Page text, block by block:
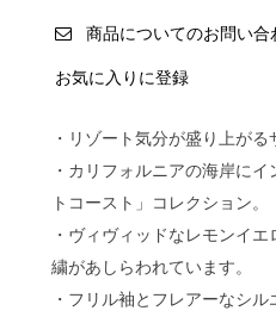
商品についてのお問い合
お気に入りに登録
・リゾート気分が盛り上がる
・カリフォルニアの海岸に
トコースト」コレクション。
・ヴィヴィッドなレモンイ
繍があしらわれています。
・フリル袖とフレアーなシ